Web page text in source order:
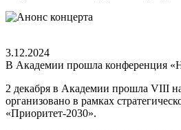
3.12.2024
В Академии прошла конференция
2 декабря в Академии прошла VIII
организовано в рамках
«Приоритет-2030».